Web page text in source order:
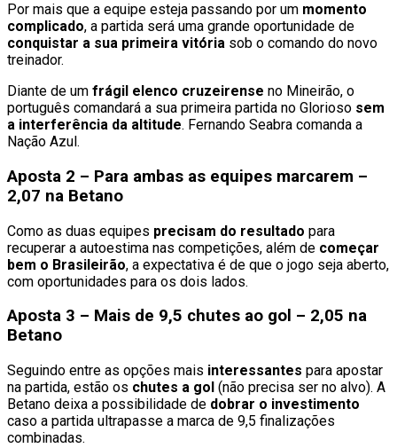
Por mais que a equipe esteja passando por um momento
complicado, a partida será uma grande oportunidade de
conquistar a sua primeira vitória sob o comando do novo
treinador.
Diante de um frágil elenco cruzeirense no Mineirão, o
português comandará a sua primeira partida no Glorioso sem
a interferência da altitude. Fernando Seabra comanda a
Nação Azul.
Aposta 2 – Para ambas as equipes marcarem –
2,07 na Betano
Como as duas equipes precisam do resultado para
recuperar a autoestima nas competições, além de começar
bem o Brasileirão, a expectativa é de que o jogo seja aberto,
com oportunidades para os dois lados.
Aposta 3 – Mais de 9,5 chutes ao gol – 2,05 na
Betano
Seguindo entre as opções mais interessantes para apostar
na partida, estão os chutes a gol (não precisa ser no alvo). A
Betano deixa a possibilidade de dobrar o investimento
caso a partida ultrapasse a marca de 9,5 finalizações
combinadas.